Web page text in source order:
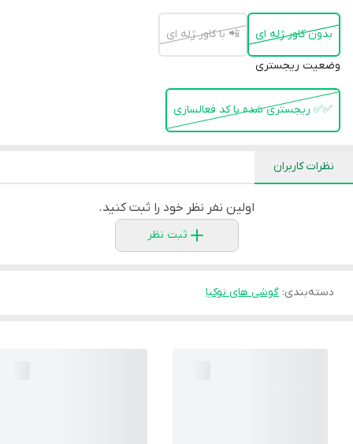
بدون کاور ژله ای 📲 با کاور ژله ای
وضعیت ریجستری
✅️✅️ ریجستری شده با کد فعالسازی
نظرات کاربران
اولین نفر نظر خود را ثبت کنید.
ثبت نظر
دسته‌بندی: گوشی های نوکیا